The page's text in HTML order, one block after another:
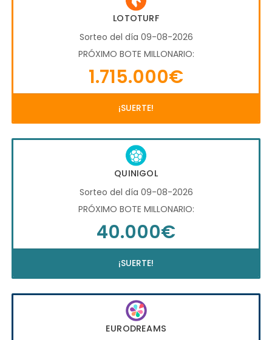
LOTOTURF
Sorteo del día 09-08-2026
PRÓXIMO BOTE MILLONARIO:
1.715.000€
¡SUERTE!
QUINIGOL
Sorteo del día 09-08-2026
PRÓXIMO BOTE MILLONARIO:
40.000€
¡SUERTE!
EURODREAMS